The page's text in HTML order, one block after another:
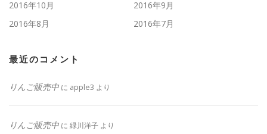
2016年10月
2016年9月
2016年8月
2016年7月
最近のコメント
りんご販売中 に apple3 より
りんご販売中 に 緑川洋子 より